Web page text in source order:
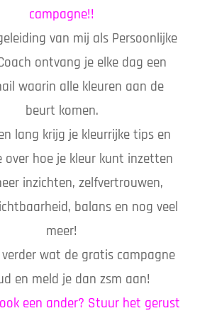
campagne!!
van mij als Persoonlijke
ontvang je elke dag een
waarin alle kleuren aan de
beurt komen.
lang krijg je kleurrijke tips en
over hoe je kleur kunt inzetten
inzichten, zelfvertrouwen,
balans en nog veel
meer!
verder wat de gratis campagne
en meld je dan zsm aan!
een ander? Stuur het gerust